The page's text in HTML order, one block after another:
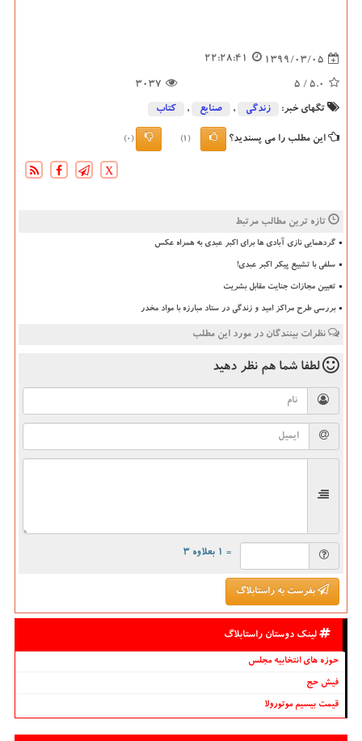
1399/03/05
22:28:41
5.0
/ 5
3037
تگهای خبر: زندگی , صنایع , كتاب
این مطلب را می پسندید؟ (1)
(0)
X
تازه ترین مطالب مرتبط
گردهمایی نازی آبادی ها برای اکبر عبدی به همراه عکس
سلفی با تشییع پیکر اکبر عبدی!
تعیین مجازات جنایت مقابل بشریت
بررسی طرح مراکز امید و زندگی در ستاد مبارزه با مواد مخدر
نظرات بینندگان در مورد این مطلب
لطفا شما هم نظر دهید
= ۱ بعلاوه ۳
بفرست به راستابلاگ
لینک دوستان راستابلاگ
حوزه های انتخابیه مجلس
فیش حج
قیمت بیسیم موتورولا